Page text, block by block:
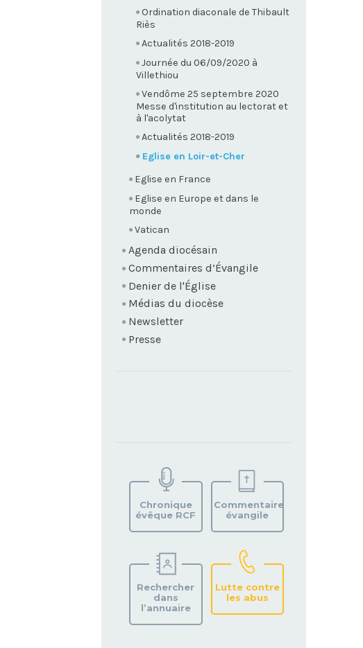
Ordination diaconale de Thibault
Riès
Actualités 2018-2019
Journée du 06/09/2020 à
Villethiou
Vendôme 25 septembre 2020
Messe d'institution au lectorat et
à l'acolytat
Actualités 2018-2019
Eglise en Loir-et-Cher
Eglise en France
Eglise en Europe et dans le
monde
Vatican
Agenda diocésain
Commentaires d’Évangile
Denier de l'Église
Médias du diocèse
Newsletter
Presse
VOTRE
PAROISSE
Chronique
évêque RCF
Commentaire
évangile
Rechercher
dans
l’annuaire
Lutte contre
les abus